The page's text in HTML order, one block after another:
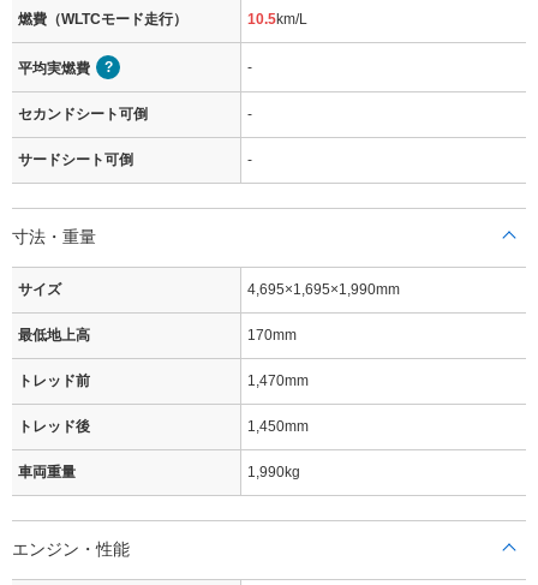
燃費（WLTCモード走行） 10.5km/L
平均実燃費 -
セカンドシート可倒 -
サードシート可倒 -
寸法・重量
サイズ 4,695×1,695×1,990mm
最低地上高 170mm
トレッド前 1,470mm
トレッド後 1,450mm
車両重量 1,990kg
エンジン・性能